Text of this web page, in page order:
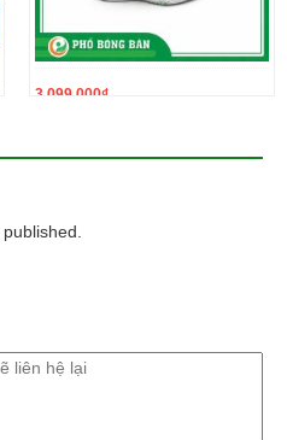
3.099.000₫